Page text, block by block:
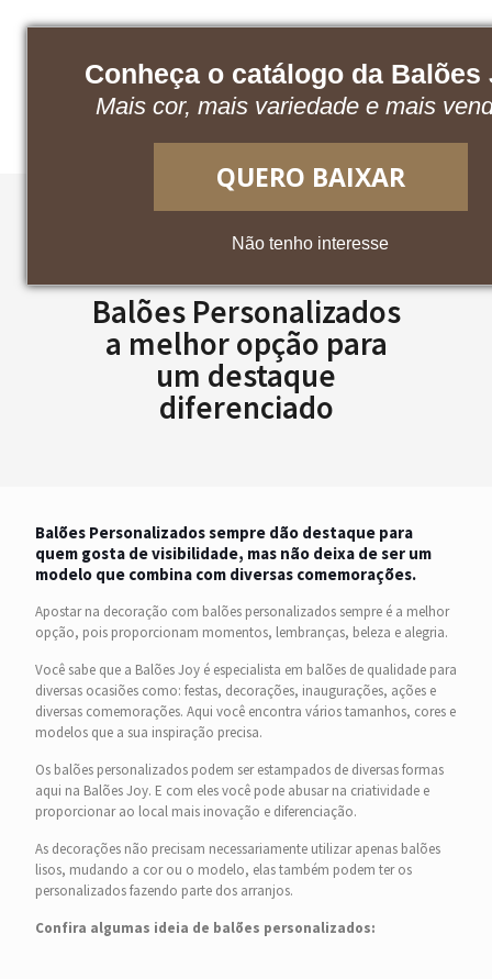
Conheça o catálogo da Balões
Mais cor, mais variedade e mais
QUERO BAIXAR
Não tenho interesse
Baixe nosso catálogo Acesse o App
Balões Personalizados
a melhor opção para
um destaque
diferenciado
Balões Personalizados sempre dão destaque para
quem gosta de visibilidade, mas não deixa de ser um
modelo que combina com diversas comemorações.
Apostar na decoração com balões personalizados sempre é a melhor
opção, pois proporcionam momentos, lembranças, beleza e alegria.
Você sabe que a Balões Joy é especialista em balões de qualidade para
diversas ocasiões como: festas, decorações, inaugurações, ações e
diversas comemorações. Aqui você encontra vários tamanhos, cores e
modelos que a sua inspiração precisa.
Os balões personalizados podem ser estampados de diversas formas
aqui na Balões Joy. E com eles você pode abusar na criatividade e
proporcionar ao local mais inovação e diferenciação.
As decorações não precisam necessariamente utilizar apenas balões
lisos, mudando a cor ou o modelo, elas também podem ter os
personalizados fazendo parte dos arranjos.
Confira algumas ideia de balões personalizados: